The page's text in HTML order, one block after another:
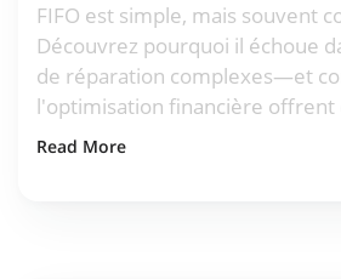
FIFO est simple, mais souvent
Découvrez pourquoi il échoue
de réparation complexes—et
l'optimisation financière offrent
plus intelligentes.
Read More